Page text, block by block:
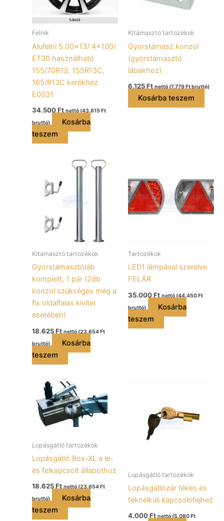
Felnik
Alufelni 5.00×13/ 4×100/
ET30 használható
155/70R13, 155R13C,
165/R13C kerékhez
E0031
34.500Ft nettó (43.815Ft
bruttó)
Kosárba
teszem
Kitámasztó tartozékok
Gyorstámasz konzol
(gyorstámasztó
lábakhoz)
6.125Ft nettó (7.779Ftbruttó)
Kosárba teszem
Kitámasztó tartozékok
Gyorstámasztóláb
komplett, 1 pár (2db
konzol szükséges még a
fix oldalfalas kivitel
esetében)
18.625Ft nettó (23.654Ft
bruttó)
Kosárba
teszem
Tartozékok
LED1 lámpával szerelve
FELÁR
35.000Ft nettó (44.450Ft
bruttó)
Kosárba
teszem
Lopásgátló tartozékok
Lopásgátló Box-XL a le-
és felkapcsolt állapothoz
18.625Ft nettó (23.654 Ft
bruttó)
Kosárba
teszem
Lopásgátló tartozékok
Lopásgátlózár fékes és
féknélküli kapcsolófejhez
4.000Ft nettó (5.080 Ft